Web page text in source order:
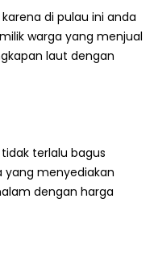
di pulau ini anda
warga yang menjual
laut dengan
terlalu bagus
yang menyediakan
dengan harga